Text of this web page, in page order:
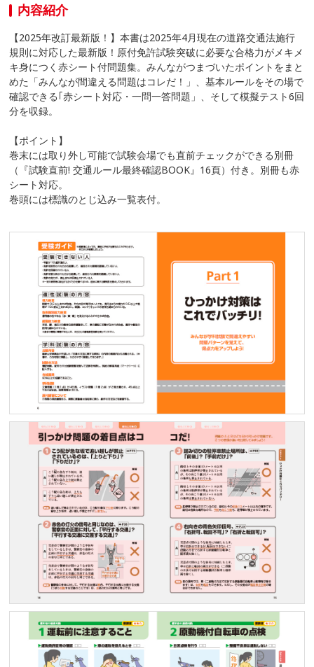
内容紹介
【2025年改訂最新版！】本書は2025年4月現在の道路交通法施行
規則に対応した最新版！原付免許試験突破に必要な合格力がメキメ
キ身につく赤シート付問題集。みんながつまづいたポイントをまと
めた「みんなが間違える問題はコレだ！」、基本ルールをその場で
確認できる｢赤シート対応・一問一答問題」、そして模擬テスト6回
分を収録。
【ポイント】
巻末には取り外し可能で試験会場でも直前チェックができる別冊
（『試験直前! 交通ルール最終確認BOOK』16頁）付き。別冊も赤
シート対応。
巻頭には標識のとじ込み一覧表付。